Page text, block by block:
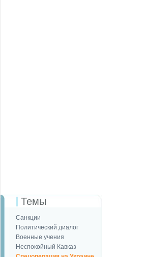
Темы
Санкции
Политический диалог
Военные учения
Неспокойный Кавказ